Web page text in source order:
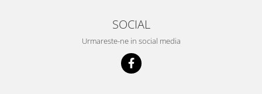
SOCIAL
Urmareste-ne in social media